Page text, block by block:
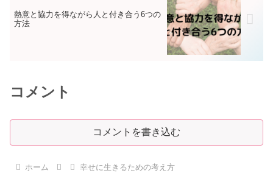
熱意と協力を得ながら人と付き合う6つの
方法
コメント
コメントを書き込む
ホーム 幸せに生きるための考え方